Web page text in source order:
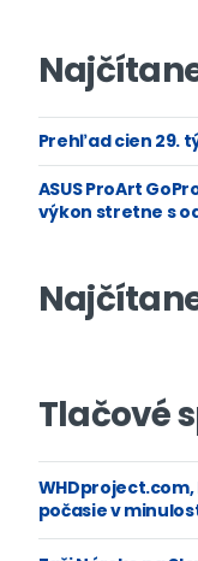
Prehľad cien 29.
ASUS ProArt
výkon stretne s
Tlačové
počasie v